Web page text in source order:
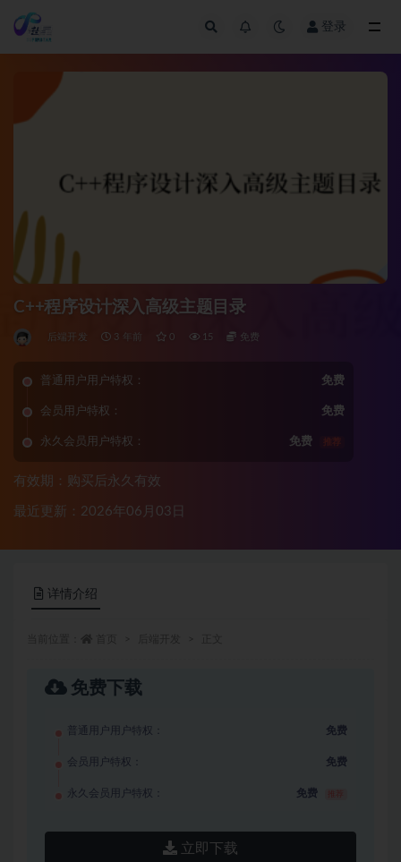
登录
C++程序设计深入高级主题目录
后端开发 3 年前 0 15 免费
普通用户用户特权： 免费
会员用户特权： 免费
永久会员用户特权： 免费 推荐
有效期：购买后永久有效
最近更新：2026年06月03日
详情介绍
免费下载
普通用户用户特权： 免费
会员用户特权： 免费
永久会员用户特权： 免费
立即下载